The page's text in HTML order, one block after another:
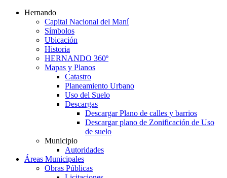
Hernando
Capital Nacional del Maní
Símbolos
Ubicación
Historia
HERNANDO 360º
Mapas y Planos
Catastro
Planeamiento Urbano
Uso del Suelo
Descargas
Descargar Plano de calles y barrios
Descargar plano de Zonificación de Uso
de suelo
Municipio
Autoridades
Áreas Municipales
Obras Públicas